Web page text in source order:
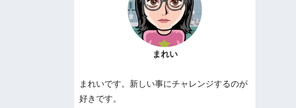
まれい
まれいです。新しい事にチャレンジするのが
好きです。